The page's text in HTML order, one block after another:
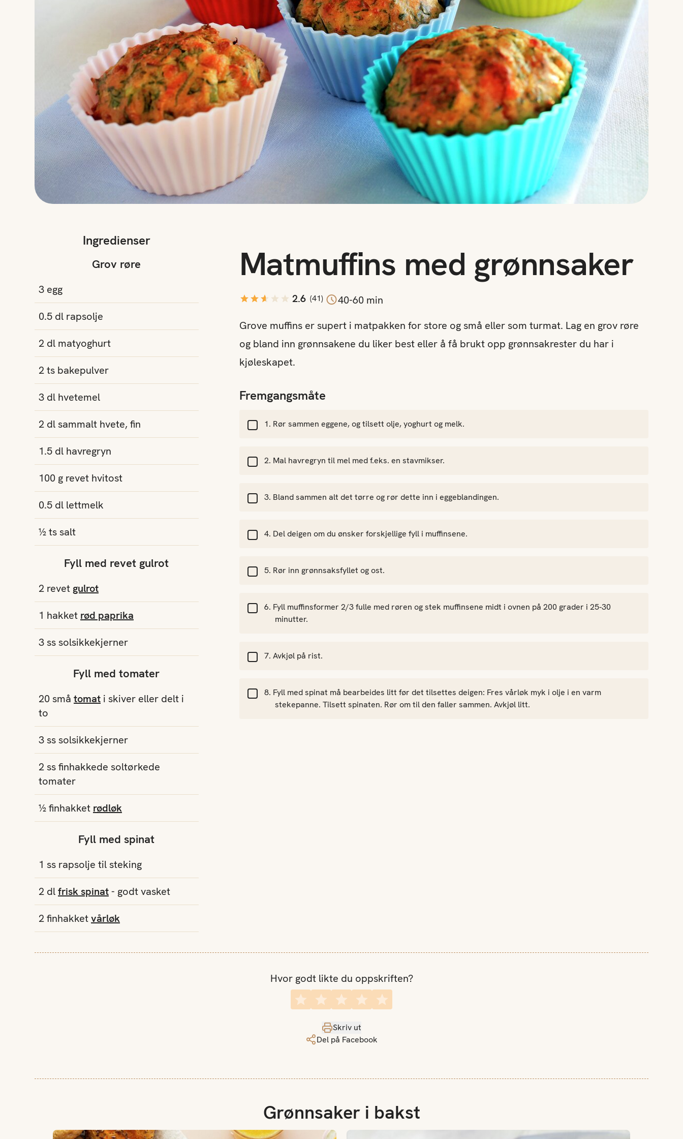
Ingredienser
Grov røre
3 egg
0.5 dl rapsolje
2 dl matyoghurt
2ts bakepulver
3 dl hvetemel
2 dlsammalt hvete, fin
1.5 dl havregryn
100 g revet hvitost
0.5 dl lettmelk
½tssalt
Fyll med revet gulrot
2 revet gulrot
1 hakket rød paprika
3sssolsikkekjerner
Fyll med tomater
20små tomat i skiver eller delt i
to
3sssolsikkekjerner
2ssfinhakkede soltørkede
tomater
½finhakket rødløk
Fyll med spinat
1 ss rapsolje til steking
2 dlfrisk spinat- godt vasket
2finhakketvårløk
Matmuffins med grønnsaker
2.6 (41)
40-60 min
Grove muffins er supert i matpakken for store og små eller som turmat. Lag en grov røre
og bland inn grønnsakene du liker best eller å få brukt opp grønnsakrester du har i
kjøleskapet.
Fremgangsmåte
Rør sammen eggene, og tilsett olje, yoghurt og melk.
Mal havregryn til mel med f.eks. en stavmikser.
Bland sammen alt det tørre og rør dette inn i eggeblandingen.
Del deigen om du ønsker forskjellige fyll i muffinsene.
Rør inn grønnsaksfyllet og ost.
Fyll muffinsformer 2/3 fulle med røren og stek muffinsene midt i ovnen på 200 grader i 25-30
minutter.
Avkjøl på rist.
Fyll med spinat må bearbeides litt før det tilsettes deigen: Fres vårløk myk i olje i en varm
stekepanne. Tilsett spinaten. Rør om til den faller sammen. Avkjøl litt.
Hvor godt likte du oppskriften?
Skriv ut
Del på Facebook
Grønnsaker i bakst
Grove rundstykker med gulrot Urtemuffins med squash